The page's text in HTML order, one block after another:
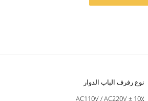
نوع رفرف الباب الدوار
AC110V / AC220V ± 10٪